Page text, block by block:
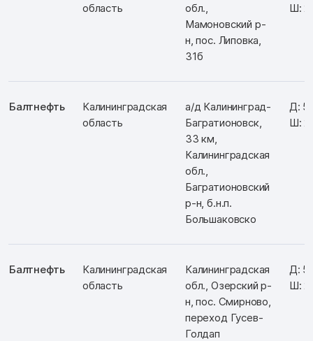
область
обл.,
Мамоновский р-
н, пос. Липовка,
31б
Ш:
Балтнефть
Калининградская
область
а/д Калининград-
Багратионовск,
33 км,
Калининградская
обл.,
Багратионовский
р-н, б.н.п.
Большаковско
Д:
Ш:
Балтнефть
Калининградская
область
Калининградская
обл., Озерский р-
н, пос. Смирново,
переход Гусев-
Голдап
Д:
Ш: